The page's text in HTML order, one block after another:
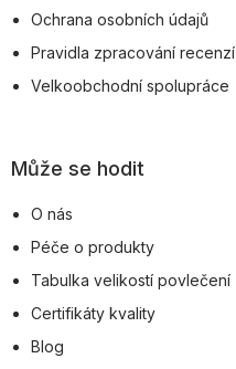
Ochrana osobních údajů
Pravidla zpracování recenzí
Velkoobchodní spolupráce
Může se hodit
O nás
Péče o produkty
Tabulka velikostí povlečení
Certifikáty kvality
Blog